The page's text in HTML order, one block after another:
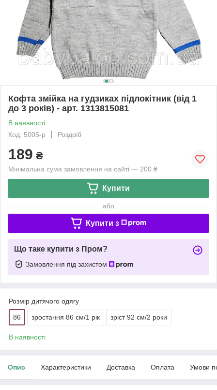
Кофта змійка на гудзиках підлокітник (від 1
до 3 років) - арт. 1313815081
В наявності
Код: 5005-р
Роздріб
189 ₴
Мінімальна сума замовлення на сайті — 200 ₴
Купити
або
Купити з
Що таке купити з Пром?
Замовлення під захистом
Розмір дитячого одягу
86 зростання 86 см/1 рік зріст 92 см/2 роки
В наявності
Опис Характеристики Доставка Оплата Умови